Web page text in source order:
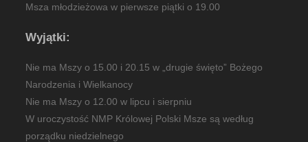
Msza młodzieżowa w pierwsze piątki o 19.00
Wyjątki:
Nie ma Mszy o 15.00 i 20.15 w „drugie święto” Bożego
Narodzenia i Wielkanocy
Nie ma Mszy o 12.00 w lipcu i sierpniu
W uroczystość NMP Królowej Polski Msze są według
porządku niedzielnego